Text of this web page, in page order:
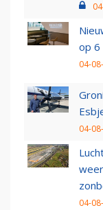
op 6
04-
04-
04-